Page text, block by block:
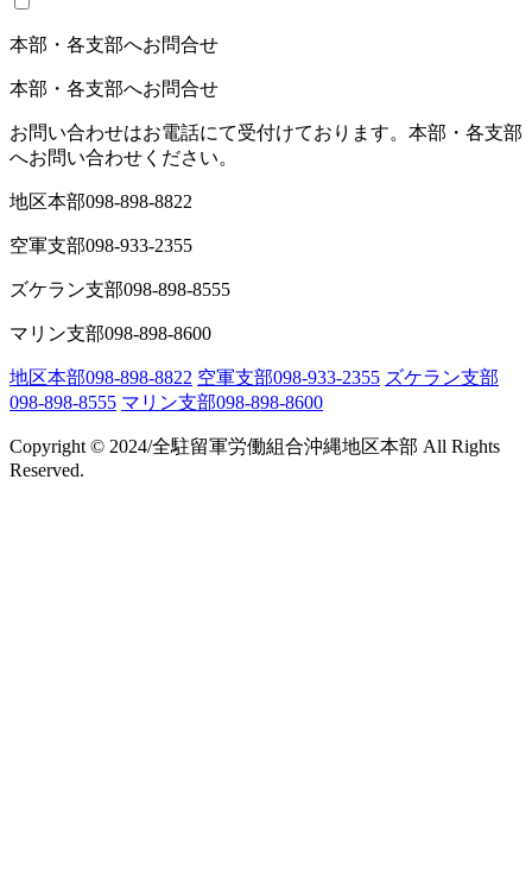
本部・各支部へお問合せ
本部・各支部へお問合せ
お問い合わせはお電話にて受付けております。本部・各支部
へお問い合わせください。
地区本部098-898-8822
空軍支部098-933-2355
ズケラン支部098-898-8555
マリン支部098-898-8600
地区本部098-898-8822 空軍支部098-933-2355 ズケラン支部
098-898-8555 マリン支部098-898-8600
Copyright © 2024/全駐留軍労働組合沖縄地区本部 All Rights
Reserved.